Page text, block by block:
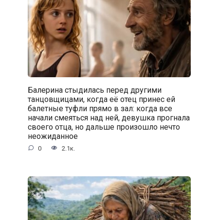
Балерина стыдилась перед другими
танцовщицами, когда её отец принес ей
балетные туфли прямо в зал: когда все
начали смеяться над ней, девушка прогнала
своего отца, но дальше произошло нечто
неожиданное
0 2.1к.